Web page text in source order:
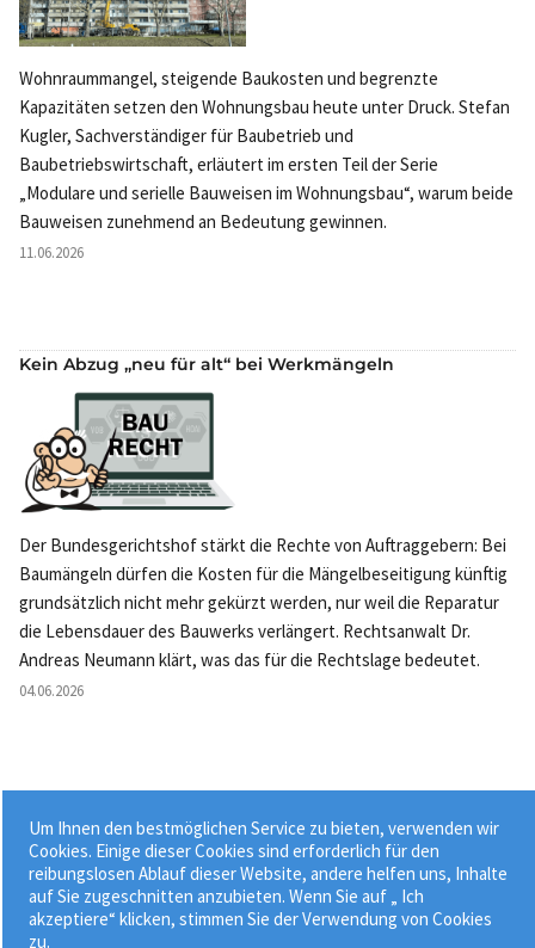
Wohnraummangel, steigende Baukosten und begrenzte
Kapazitäten setzen den Wohnungsbau heute unter Druck. Stefan
Kugler, Sachverständiger für Baubetrieb und
Baubetriebswirtschaft, erläutert im ersten Teil der Serie
„Modulare und serielle Bauweisen im Wohnungsbau“, warum beide
Bauweisen zunehmend an Bedeutung gewinnen.
11.06.2026
Kein Abzug „neu für alt“ bei Werkmängeln
Der Bundesgerichtshof stärkt die Rechte von Auftraggebern: Bei
Baumängeln dürfen die Kosten für die Mängelbeseitigung künftig
grundsätzlich nicht mehr gekürzt werden, nur weil die Reparatur
die Lebensdauer des Bauwerks verlängert. Rechtsanwalt Dr.
Andreas Neumann klärt, was das für die Rechtslage bedeutet.
04.06.2026
Weitere News »
Um Ihnen den bestmöglichen Service zu bieten, verwenden wir
Cookies. Einige dieser Cookies sind erforderlich für den
reibungslosen Ablauf dieser Website, andere helfen uns, Inhalte
auf Sie zugeschnitten anzubieten. Wenn Sie auf „ Ich
akzeptiere“ klicken, stimmen Sie der Verwendung von Cookies
zu.